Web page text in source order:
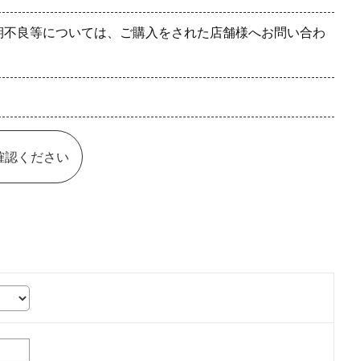
良等については、ご購入をされた店舗様へお問い合わ
認ください